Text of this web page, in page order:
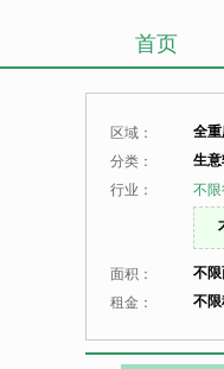
首页
区域： 全
分类：
生
行业：
不
面积： 不
租金：
不